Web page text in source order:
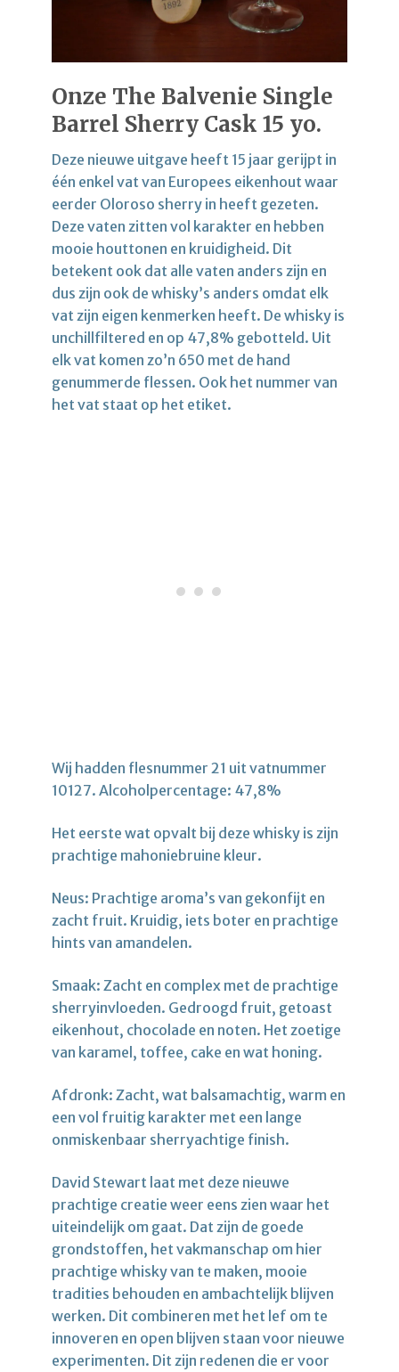
Onze The Balvenie Single
Barrel Sherry Cask 15 yo.
Deze nieuwe uitgave heeft 15 jaar gerijpt in
één enkel vat van Europees eikenhout waar
eerder Oloroso sherry in heeft gezeten.
Deze vaten zitten vol karakter en hebben
mooie houttonen en kruidigheid. Dit
betekent ook dat alle vaten anders zijn en
dus zijn ook de whisky’s anders omdat elk
vat zijn eigen kenmerken heeft. De whisky is
unchillfiltered en op 47,8% gebotteld. Uit
elk vat komen zo’n 650 met de hand
genummerde flessen. Ook het nummer van
het vat staat op het etiket.
Wij hadden flesnummer 21 uit vatnummer
10127. Alcoholpercentage: 47,8%
Het eerste wat opvalt bij deze whisky is zijn
prachtige mahoniebruine kleur.
Neus: Prachtige aroma’s van gekonfijt en
zacht fruit. Kruidig, iets boter en prachtige
hints van amandelen.
Smaak: Zacht en complex met de prachtige
sherryinvloeden. Gedroogd fruit, getoast
eikenhout, chocolade en noten. Het zoetige
van karamel, toffee, cake en wat honing.
Afdronk: Zacht, wat balsamachtig, warm en
een vol fruitig karakter met een lange
onmiskenbaar sherryachtige finish.
David Stewart laat met deze nieuwe
prachtige creatie weer eens zien waar het
uiteindelijk om gaat. Dat zijn de goede
grondstoffen, het vakmanschap om hier
prachtige whisky van te maken, mooie
tradities behouden en ambachtelijk blijven
werken. Dit combineren met het lef om te
innoveren en open blijven staan voor nieuwe
experimenten. Dit zijn redenen die er voor